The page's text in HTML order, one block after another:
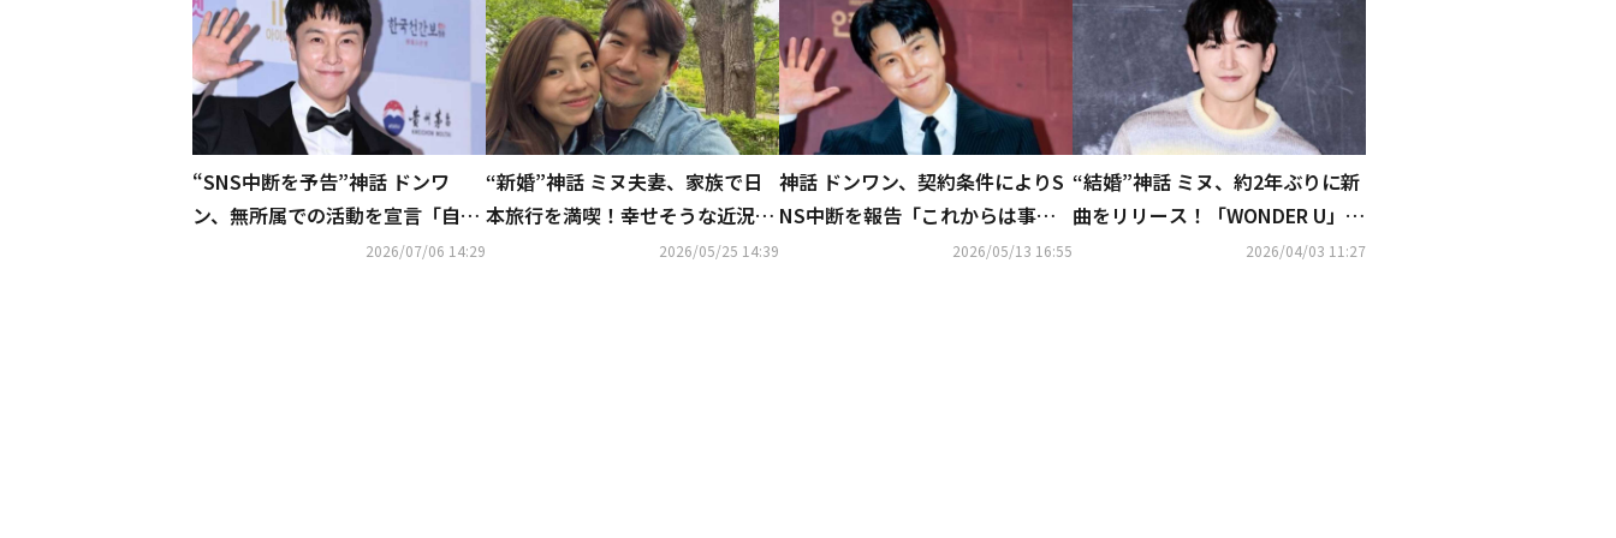
“SNS中断を予告”神話 ドンワ
ン、無所属での活動を宣言「自分
に最も合った方向性」2026/07/06 14:29
“新婚”神話 ミヌ夫妻、家族で日
本旅行を満喫！幸せそうな近況シ
2026/05/25 14:39
神話 ドンワン、契約条件によりS
NS中断を報告「これからは事務
2026/05/13 16:55
“結婚”神話 ミヌ、約2年ぶりに新
曲をリリース！「WONDER U」を
2026/04/03 11:27